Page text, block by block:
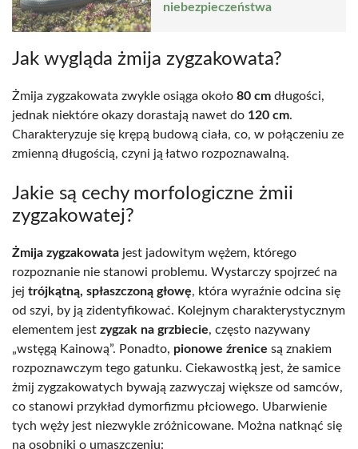
niebezpieczeństwa
Jak wygląda żmija zygzakowata?
Żmija zygzakowata zwykle osiąga około 80 cm długości,
jednak niektóre okazy dorastają nawet do 120 cm.
Charakteryzuje się krępą budową ciała, co, w połączeniu ze
zmienną długością, czyni ją łatwo rozpoznawalną.
Jakie są cechy morfologiczne żmii
zygzakowatej?
Żmija zygzakowata jest jadowitym wężem, którego
rozpoznanie nie stanowi problemu. Wystarczy spojrzeć na
jej trójkątną, spłaszczoną głowę, która wyraźnie odcina się
od szyi, by ją zidentyfikować. Kolejnym charakterystycznym
elementem jest zygzak na grzbiecie, często nazywany
„wstęgą Kainową”. Ponadto, pionowe źrenice są znakiem
rozpoznawczym tego gatunku. Ciekawostką jest, że samice
żmij zygzakowatych bywają zazwyczaj większe od samców,
co stanowi przykład dymorfizmu płciowego. Ubarwienie
tych węży jest niezwykle zróżnicowane. Można natknąć się
na osobniki o umaszczeniu: